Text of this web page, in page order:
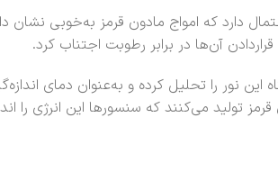
دارد که امواج مادون قرمز به‌خوبی نشان
آن‌ها در برابر رطوبت اجتناب کرد.
نور را تحلیل کرده و به‌عنوان دمای
تولید می‌کنند که سنسورها این انرژی را